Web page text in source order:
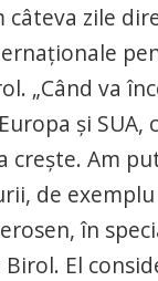
câteva zile
„Când va
și SUA,
crește. Am
de
în
El